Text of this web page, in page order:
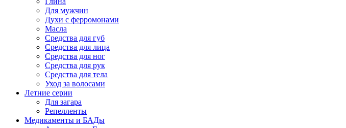
Для мужчин
Духи с ферромонами
Масла
Средства для губ
Средства для лица
Средства для ног
Средства для рук
Средства для тела
Уход за волосами
Летние серии
Для загара
Репелленты
Медикаменты и БАДы